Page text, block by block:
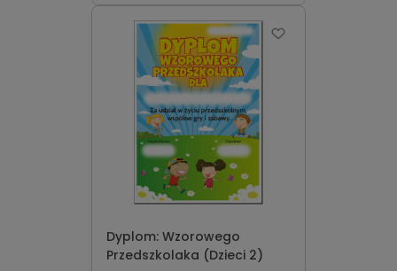
Dyplom: Wzorowego
Przedszkolaka (Dzieci 2)